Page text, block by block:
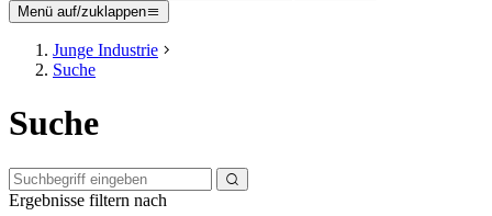
Menü auf/zuklappen
Junge Industrie
Suche
Suche
Ergebnisse filtern nach